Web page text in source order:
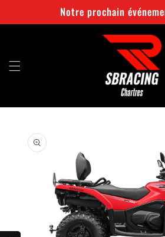
au
Notre prochain
informations
produits